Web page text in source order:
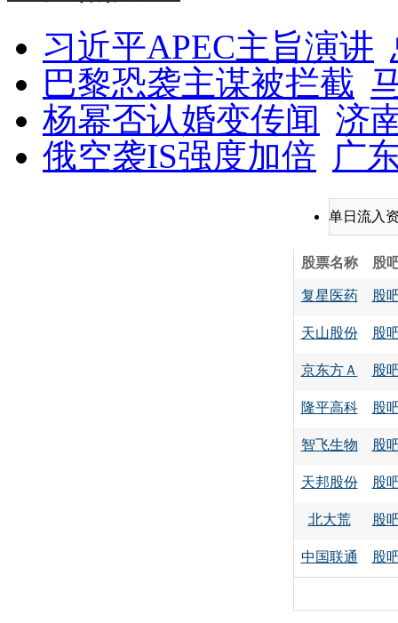
习近平APEC主旨演讲
巴黎恐袭主谋被拦截
杨幂否认婚变传闻 济
俄空袭IS强度加倍 广
单日流入
股票名称 股
复星医药 股
天山股份 股
京东方Ａ 股
隆平高科 股
智飞生物 股
天邦股份 股
北大荒 股
中国联通 股